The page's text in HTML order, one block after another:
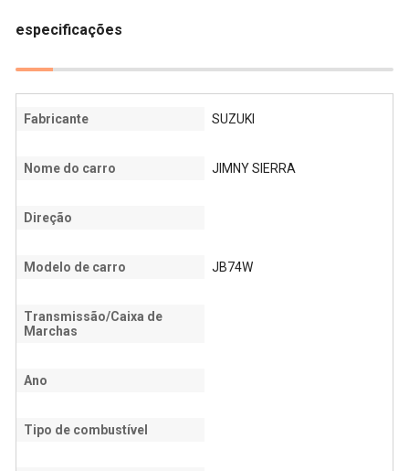
especificações
Fabricante SUZUKI
Nome do carro JIMNY SIERRA
Direção
Modelo de carro JB74W
Transmissão/Caixa de
Marchas
Ano
Tipo de combustível